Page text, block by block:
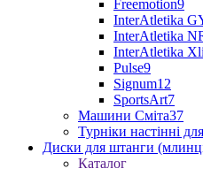
Freemotion9
InterAtletika
InterAtletika
InterAtletika
Pulse9
Signum12
SportsArt7
Машини Сміта37
Турніки настінні
Диски для штанги
Каталог